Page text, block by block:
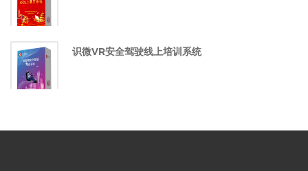
识微VR安全驾驶线上培训系统